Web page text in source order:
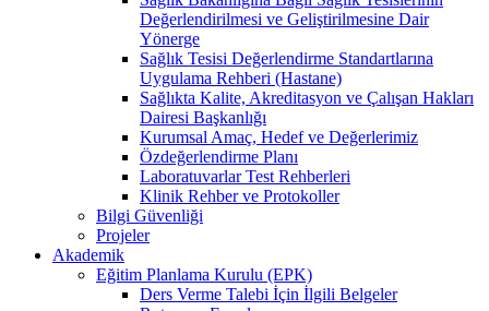
Değerlendirilmesi ve Geliştirilmesine Dair
Yönerge
Sağlık Tesisi Değerlendirme Standartlarına
Uygulama Rehberi (Hastane)
Sağlıkta Kalite, Akreditasyon ve Çalışan Hakları
Dairesi Başkanlığı
Kurumsal Amaç, Hedef ve Değerlerimiz
Özdeğerlendirme Planı
Laboratuvarlar Test Rehberleri
Klinik Rehber ve Protokoller
Bilgi Güvenliği
Projeler
Akademik
Eğitim Planlama Kurulu (EPK)
Ders Verme Talebi İçin İlgili Belgeler